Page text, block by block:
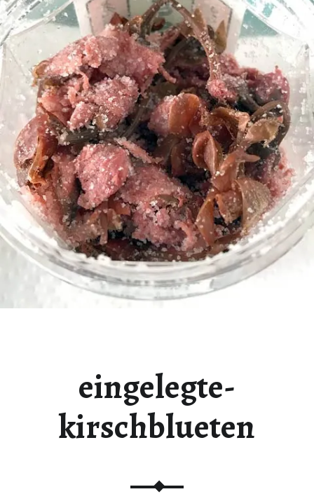
eingelegte-
kirschblueten